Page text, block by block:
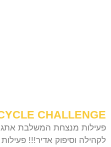
CHALLENGE
פעילות מנצחת המשלבת
לקהילה וסיפוק אדיר!!!